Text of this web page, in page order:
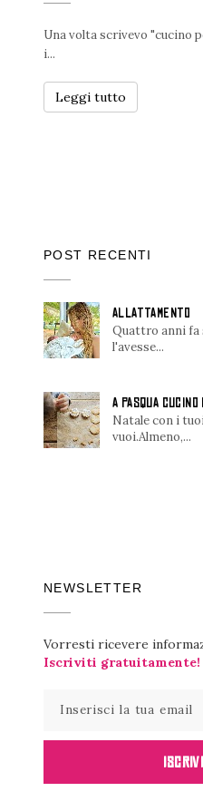
Una volta scrivevo "cucino
i...
Leggi tutto
POST RECENTI
ALLATTAMENTO
Quattro anni fa
l'avesse...
A PASQUA CUCINO
Natale con i
vuoi.Almeno,...
NEWSLETTER
Vorresti ricevere
Iscriviti gratuitamente!